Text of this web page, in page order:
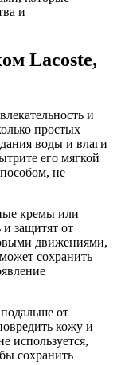
и
Lacoste,
и
простых
воды и влаги
его мягкой
не
кремы или
и защитят от
движениями,
сохранить
от
кожу и
используется,
сохранить